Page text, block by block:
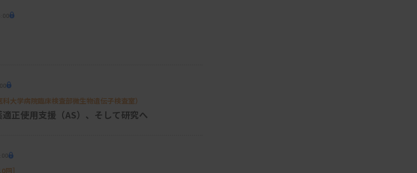
大学病院臨床検査部微生物遺伝子検査室）
正使用支援（AS）、そして研究へ
］